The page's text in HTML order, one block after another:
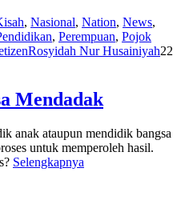
, Nasional, Nation, News,
, Perempuan, Pojok
Rosyidah Nur Husainiyah22
Mendadak
anak ataupun mendidik bangsa
untuk memperoleh hasil.
Selengkapnya